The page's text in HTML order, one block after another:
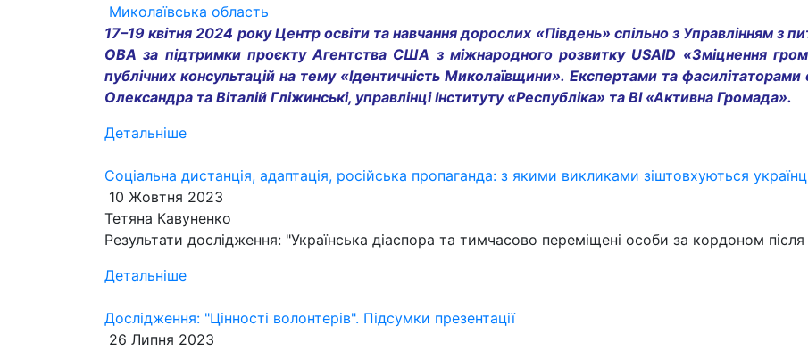
Миколаївська область
17–19 квітня 2024 року Центр освіти та навчання дорослих «Південь» спільно з Управлінням з
ОВА за підтримки проєкту Агентства США з міжнародного розвитку USAID «Зміцнення
публічних консультацій на тему «Ідентичність Миколаївщини». Експертами та фасилітаторами
Олександра та Віталій Гліжинські, управлінці Інституту «Республіка» та ВІ «Активна Громада».
Детальніше
Соціальна дистанція, адаптація, російська пропаганда: з якими викликами зіштовхуються
10 Жовтня 2023
Тетяна Кавуненко
Результати дослідження: "Українська діаспора та тимчасово переміщені особи за кордоном
Детальніше
Дослідження: "Цінності волонтерів". Підсумки презентації
26 Липня 2023